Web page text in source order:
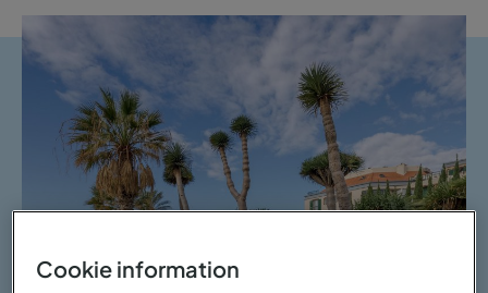
Cookie information